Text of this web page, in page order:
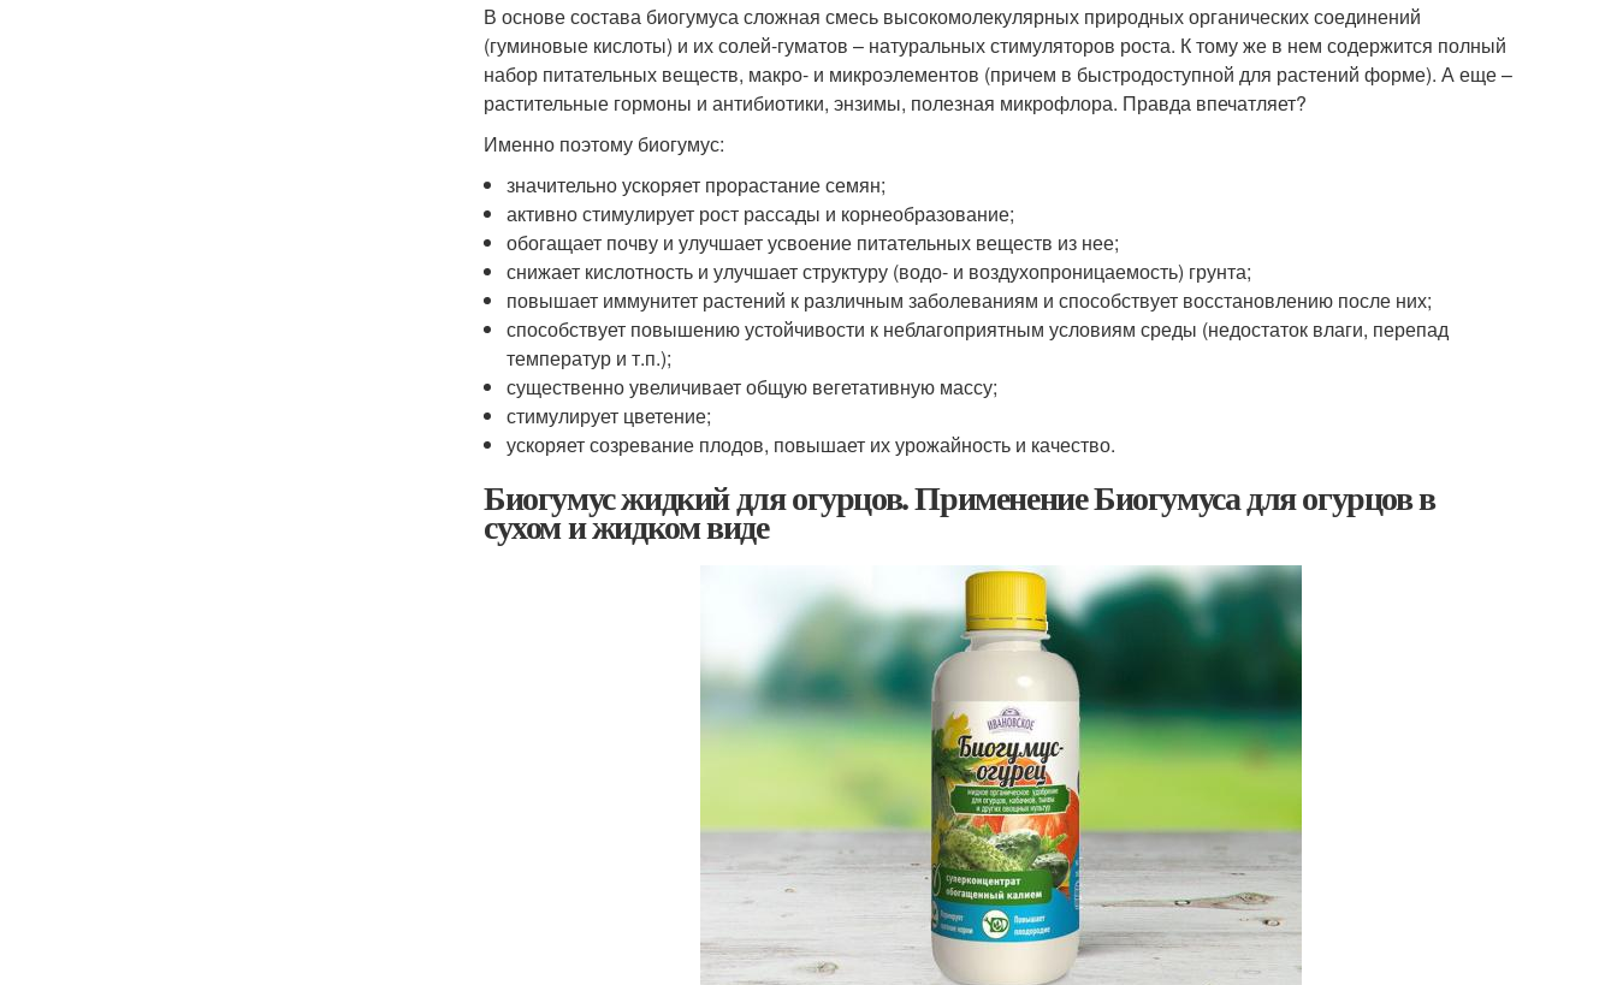
В основе состава биогумуса сложная смесь высокомолекулярных природных органических соединений
(гуминовые кислоты) и их солей-гуматов – натуральных стимуляторов роста. К тому же в нем содержится полный
набор питательных веществ, макро- и микроэлементов (причем в быстродоступной для растений форме). А еще –
растительные гормоны и антибиотики, энзимы, полезная микрофлора. Правда впечатляет?
Именно поэтому биогумус:
значительно ускоряет прорастание семян;
активно стимулирует рост рассады и корнеобразование;
обогащает почву и улучшает усвоение питательных веществ из нее;
снижает кислотность и улучшает структуру (водо- и воздухопроницаемость) грунта;
повышает иммунитет растений к различным заболеваниям и способствует восстановлению после них;
способствует повышению устойчивости к неблагоприятным условиям среды (недостаток влаги, перепад
температур и т.п.);
существенно увеличивает общую вегетативную массу;
стимулирует цветение;
ускоряет созревание плодов, повышает их урожайность и качество.
Биогумус жидкий для огурцов. Применение Биогумуса для огурцов в
сухом и жидком виде